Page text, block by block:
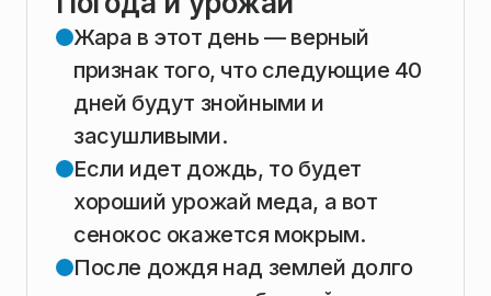
Жара в этот день — верный
признак того, что следующие 40
дней будут знойными и
засушливыми.
Если идет дождь, то будет
хороший урожай меда, а вот
сенокос окажется мокрым.
После дождя над землей долго